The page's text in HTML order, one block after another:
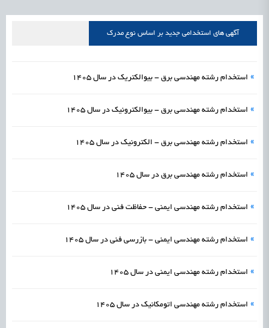
علمی
1405/05/16 اشتغال و کارآفرینی رسیدن مجوز ایجاد «سندباکس» به نهادهای توسعه‌ای و صنفی
آگهی های استخدامی جدید بر اساس نوع مدرک
» استخدام رشته مهندسی برق - بیوالکتریک در سال 1405
» استخدام رشته مهندسی برق - بیوالکترونیک در سال 1405
» استخدام رشته مهندسی برق - الکترونیک در سال 1405
» استخدام رشته مهندسی برق در سال 1405
» استخدام رشته مهندسی ایمنی - حفاظت فنی در سال 1405
» استخدام رشته مهندسی ایمنی - بازرسی فنی در سال 1405
» استخدام رشته مهندسی ایمنی در سال 1405
» استخدام رشته مهندسی اتومکانیک در سال 1405